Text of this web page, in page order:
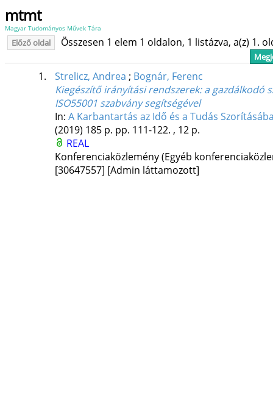
mtmt
Magyar Tudományos Művek Tára
Előző oldal Összesen 1 elem 1 oldalon, 1 listázva, a(z) 1.
1. Strelicz, Andrea ; Bognár, Ferenc
Kiegészítő irányítási rendszerek: a
ISO55001 szabvány segítségével
In: A Karbantartás az Idő és a Tudás
(2019) 185 p. pp. 111-122. , 12 p.
REAL
Konferenciaközlemény (Egyéb
[30647557] [Admin láttamozott]